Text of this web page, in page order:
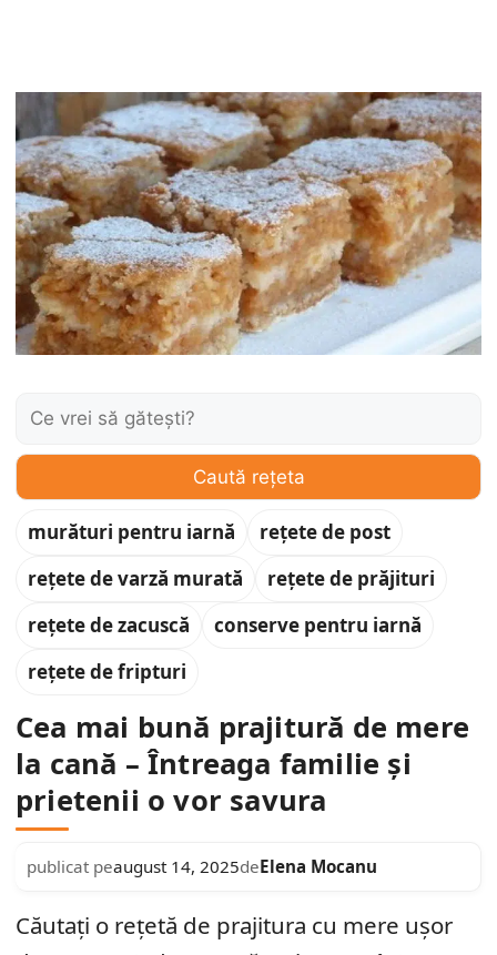
Caută:
Caută rețeta
murături pentru iarnă
rețete de post
rețete de varză murată
rețete de prăjituri
rețete de zacuscă
conserve pentru iarnă
rețete de fripturi
Cea mai bună prajitură de mere
la cană – Întreaga familie și
prietenii o vor savura
publicat peaugust 14, 2025deElena Mocanu
Căutați o rețetă de prajitura cu mere ușor